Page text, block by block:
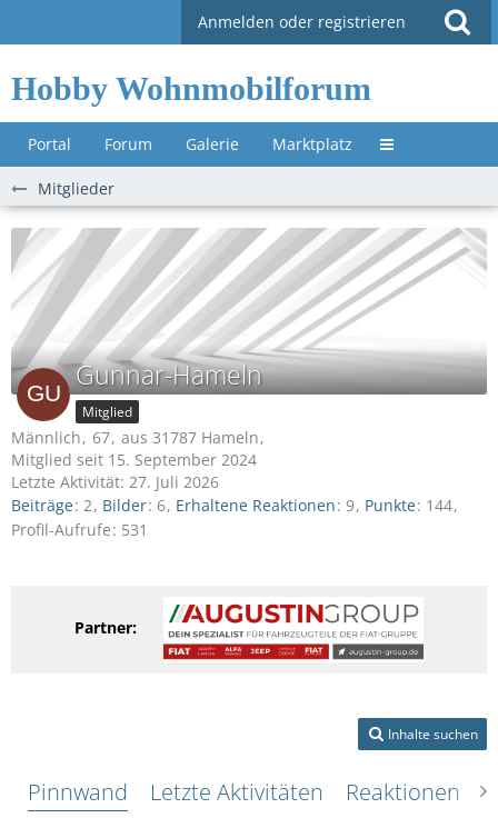
Anmelden oder registrieren
Hobby Wohnmobilforum
Portal Forum Galerie Marktplatz Untermenü »
Mitglieder
Gunnar-Hameln
Mitglied
Männlich 67 aus 31787 Hameln
Mitglied seit 15. September 2024
Letzte Aktivität: 27. Juli 2026
Beiträge 2 Bilder 6 Erhaltene Reaktionen 9 Punkte 144
Profil-Aufrufe 531
Partner:
Inhalte suchen
Pinnwand Letzte Aktivitäten Reaktionen